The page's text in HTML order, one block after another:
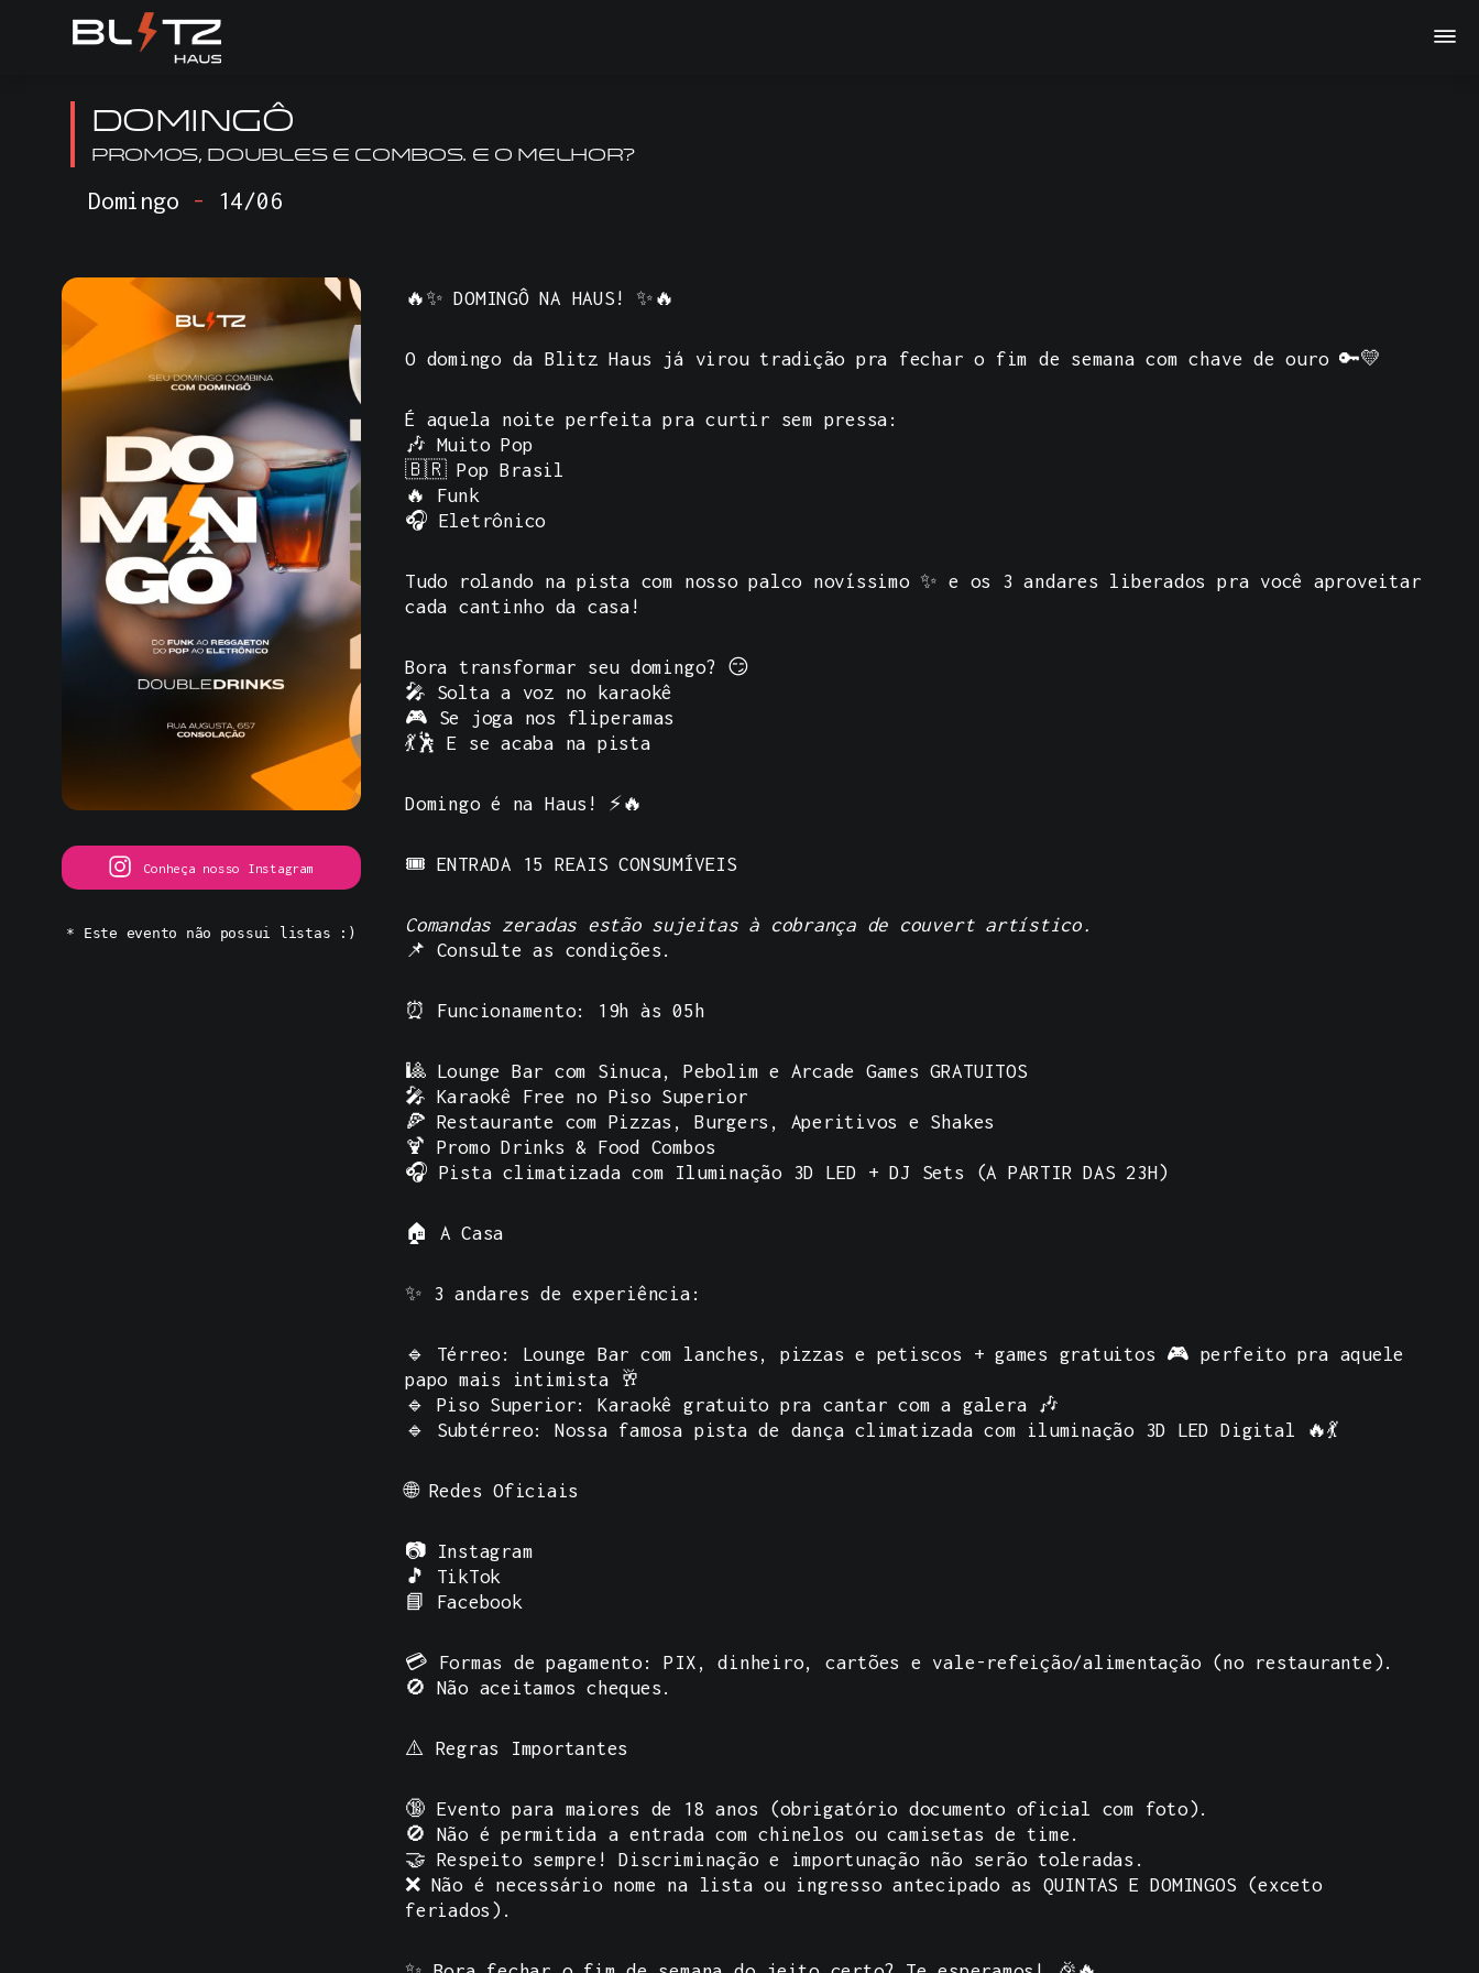
DOMINGÔ
Promos, doubles e combos. E o melhor?
Domingo - 14/06
Conheça nosso Instagram
* Este evento não possui listas :)
🔥✨DOMINGÔ NA HAUS! ✨🔥
O domingo da Blitz Haus já virou tradição pra fechar o fim de semana com chave de ouro 🔑💛
É aquela noite perfeita pra curtir sem pressa:
🎶 Muito Pop
🇧🇷 Pop Brasil
🔥 Funk
🎧 Eletrônico
Tudo rolando na pista com nosso palco novíssimo ✨ e os 3 andares liberados pra você aproveitar
cada cantinho da casa!
Bora transformar seu domingo? 😏
🎤 Solta a voz no karaokê
🎮 Se joga nos fliperamas
💃🕺 E se acaba na pista
Domingo é na Haus! ⚡🔥
🎟️ ENTRADA 15 REAIS CONSUMÍVEIS
Comandas zeradas estão sujeitas à cobrança de couvert artístico.
📌 Consulte as condições.
⏰ Funcionamento: 19h às 05h
🎱 Lounge Bar com Sinuca, Pebolim e Arcade Games GRATUITOS
🎤 Karaokê Free no Piso Superior
🍕 Restaurante com Pizzas, Burgers, Aperitivos e Shakes
🍹 Promo Drinks & Food Combos
🎧 Pista climatizada com Iluminação 3D LED + DJ Sets (A PARTIR DAS 23H)
🏠 A Casa
✨ 3 andares de experiência:
🔹 Térreo: Lounge Bar com lanches, pizzas e petiscos + games gratuitos 🎮 perfeito pra aquele
papo mais intimista 🥂
🔹 Piso Superior: Karaokê gratuito pra cantar com a galera 🎶
🔹 Subtérreo: Nossa famosa pista de dança climatizada com iluminação 3D LED Digital 🔥💃
🌐 Redes Oficiais
📷 Instagram
🎵 TikTok
📘 Facebook
💳 Formas de pagamento: PIX, dinheiro, cartões e vale-refeição/alimentação (no restaurante).
🚫 Não aceitamos cheques.
⚠️ Regras Importantes
🔞 Evento para maiores de 18 anos (obrigatório documento oficial com foto).
🚫 Não é permitida a entrada com chinelos ou camisetas de time.
🤝 Respeito sempre! Discriminação e importunação não serão toleradas.
❌ Não é necessário nome na lista ou ingresso antecipado as QUINTAS E DOMINGOS (exceto
feriados).